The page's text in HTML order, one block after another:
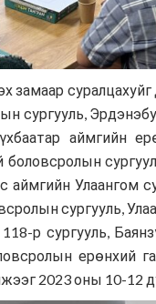
замаар
сургууль,
аймгийн
аймгийн Улаангом
сургууль,
р сургууль,
ерөнхий
2023 оны 10-12